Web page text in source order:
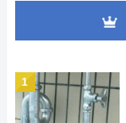
1